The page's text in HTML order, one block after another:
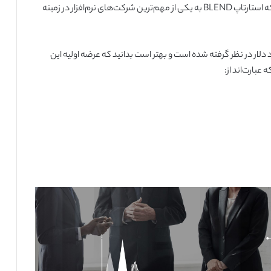
اتوماتیک نیز فعالیت می‌کند؛ همچنین پیش‌بینی می‌شود که استارتاپ BLEND به یکی از مهم‌ترین شرکت‌های نرم‌افزار در زمینه
در بورس نیویورک چیزی در حدود ۴ میلیارد دلار در نظر گرفته شده است و بهتر است بدانید که عرضه اولیه این
از: